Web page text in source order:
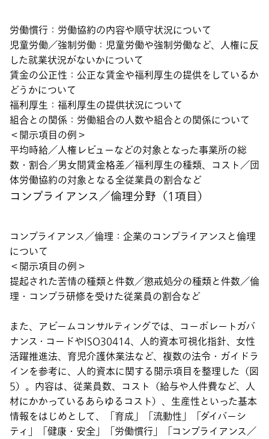
労働慣行：労働協約の内容や順守状況について
児童労働／強制労働：児童労働や強制労働など、人権に反
した就業状況がないかについて
賃金の公正性：公正な賃金や福利厚生の提供をしているか
どうかについて
福利厚生：福利厚生の提供状況について
組合との関係：労働組合の人数や組合との関係について
＜開示項目の例＞
平均時給／人権レビューなどの対象となった事業所の総
数・割合／男女間賃金格差／福利厚生の種類、コスト／団
体労働協約の対象となる全従業員の割合など
コンプライアンス／倫理分野（1項目）
コンプライアンス／倫理：企業のコンプライアンスと倫理
について
＜開示項目の例＞
提起された苦情の種類と件数／懲戒処分の種類と件数／倫
理・コンプラ研修を受けた従業員の割合など
また、アビームコンサルティングでは、コーポレートガバ
ナンス・コードやISO30414、人的資本可視化指針、女性
活躍推進法、育児介護休業法など、複数の法令・ガイドラ
インを参考に、人的資本に関する開示項目を整理した（図
5）。内容は、従業員数、コスト（給与や人件費など、人
材にかかっているあらゆるコスト）、生産性といった基本
情報をはじめとして、「育成」「流動性」「ダイバーシ
ティ」「健康・安全」「労働慣行」「コンプライアンス／